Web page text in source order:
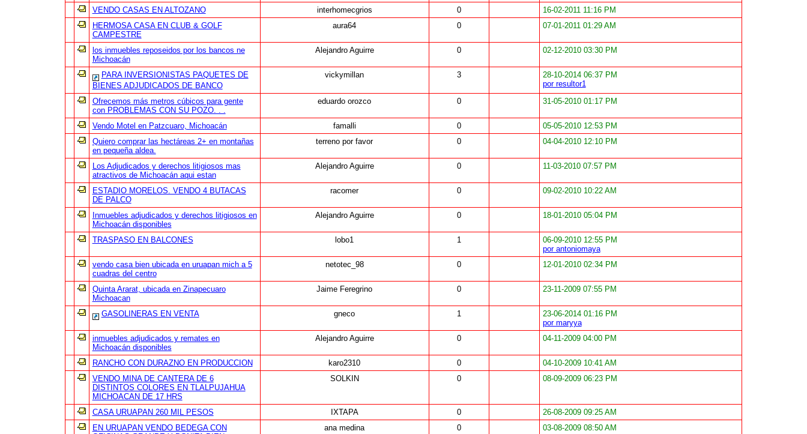
VENDO CASAS EN ALTOZANO interhomecgrios 0
16-02-2011 11:16 PM
HERMOSA CASA EN CLUB & GOLF
CAMPESTRE
aura64 0 07-01-2011 01:29 AM
los inmuebles reposeidos por los bancos ne
Michoacán
Alejandro Aguirre 0 02-12-2010 03:30 PM
PARA INVERSIONISTAS PAQUETES DE
BIENES ADJUDICADOS DE BANCO
vickymillan 3
28-10-2014 06:37 PM
por resultor1
Ofrecemos más metros cúbicos para gente
con PROBLEMAS CON SU POZO. . .
eduardo orozco 0 31-05-2010 01:17 PM
Vendo Motel en Patzcuaro, Michoacán famalli 0
05-05-2010 12:53 PM
Quiero comprar las hectáreas 2+ en montañas
en pequeña aldea.
terreno por favor 0 04-04-2010 12:10 PM
Los Adjudicados y derechos litigiosos mas
atractivos de Michoacán aqui estan
Alejandro Aguirre 0 11-03-2010 07:57 PM
ESTADIO MORELOS. VENDO 4 BUTACAS
DE PALCO
racomer 0 09-02-2010 10:22 AM
Inmuebles adjudicados y derechos litigiosos en
Michoacán disponibles
Alejandro Aguirre 0 18-01-2010 05:04 PM
TRASPASO EN BALCONES lobo1 1
06-09-2010 12:55 PM
por antoniomaya
vendo casa bien ubicada en uruapan mich a 5
cuadras del centro
netotec_98 0 12-01-2010 02:34 PM
Quinta Ararat, ubicada en Zinapecuaro
Michoacan
Jaime Feregrino 0 23-11-2009 07:55 PM
GASOLINERAS EN VENTA gneco 1
23-06-2014 01:16 PM
por maryya
inmuebles adjudicados y remates en
Michoacán disponibles
Alejandro Aguirre 0 04-11-2009 04:00 PM
RANCHO CON DURAZNO EN PRODUCCION karo2310 0
04-10-2009 10:41 AM
VENDO MINA DE CANTERA DE 6
DISTINTOS COLORES EN TLALPUJAHUA
MICHOACAN DE 17 HRS
SOLKIN 0 08-09-2009 06:23 PM
CASA URUAPAN 260 MIL PESOS IXTAPA 0
26-08-2009 09:25 AM
EN URUAPAN VENDO BEDEGA CON
ana medina 0 03-08-2009 08:50 AM